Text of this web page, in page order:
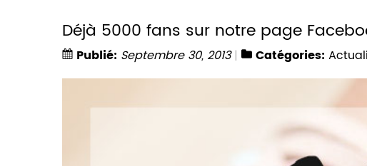
Déjà 5000 fans sur notre page
Publié: Septembre 30, 2013 Catégories: